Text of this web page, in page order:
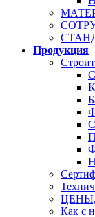
Продукция
ЦЕНЫ,
Как с